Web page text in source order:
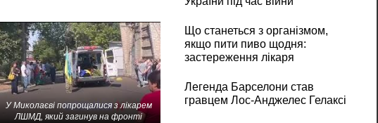
У Миколаєві попрощалися з лікарем
ЛШМД, який загинув на фронті
Що станеться з організмом,
якщо пити пиво щодня:
застереження лікаря
Легенда Барселони став
гравцем Лос-Анджелес Гелаксі